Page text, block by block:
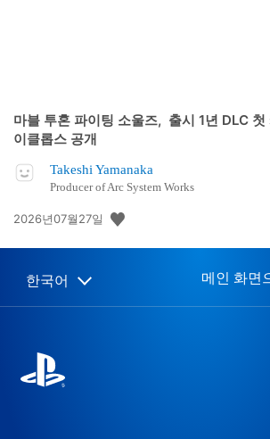
마블 투혼 파이팅 소울즈, 출시 1년 DLC
이클롭스 공개
Takeshi Yamanaka
Producer of Arc System Works
공
일:
2026년07월27일
Select
Current
한국어 메인 화면